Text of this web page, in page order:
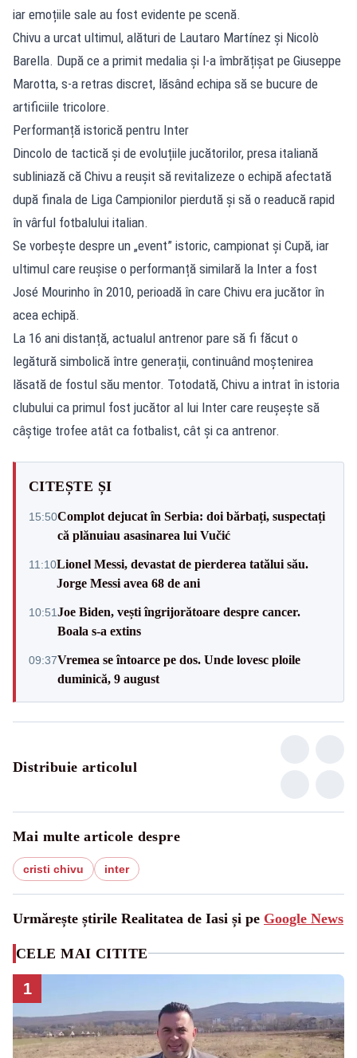
iar emoțiile sale au fost evidente pe scenă.
Chivu a urcat ultimul, alături de Lautaro Martínez și Nicolò
Barella. După ce a primit medalia și l-a îmbrățișat pe Giuseppe
Marotta, s-a retras discret, lăsând echipa să se bucure de
artificiile tricolore.
Performanță istorică pentru Inter
Dincolo de tactică și de evoluțiile jucătorilor, presa italiană
subliniază că Chivu a reușit să revitalizeze o echipă afectată
după finala de Liga Campionilor pierdută și să o readucă rapid
în vârful fotbalului italian.
Se vorbește despre un „event” istoric, campionat și Cupă, iar
ultimul care reușise o performanță similară la Inter a fost
José Mourinho în 2010, perioadă în care Chivu era jucător în
acea echipă.
La 16 ani distanță, actualul antrenor pare să fi făcut o
legătură simbolică între generații, continuând moștenirea
lăsată de fostul său mentor. Totodată, Chivu a intrat în istoria
clubului ca primul fost jucător al lui Inter care reușește să
câștige trofee atât ca fotbalist, cât și ca antrenor.
CITEȘTE ȘI
15:50Complot dejucat în Serbia: doi bărbați, suspectați
că plănuiau asasinarea lui Vučić
11:10Lionel Messi, devastat de pierderea tatălui său.
Jorge Messi avea 68 de ani
10:51Joe Biden, vești îngrijorătoare despre cancer.
Boala s-a extins
09:37Vremea se întoarce pe dos. Unde lovesc ploile
duminică, 9 august
Distribuie articolul
Mai multe articole despre
cristi chivu inter
Urmărește știrile Realitatea de Iasi și pe Google News
CELE MAI CITITE
1